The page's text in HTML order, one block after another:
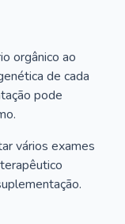
orgânico ao
de cada
pode
vários exames